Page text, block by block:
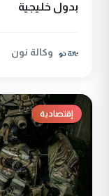
بدول خليجية
وكالة نون
إقتصادية